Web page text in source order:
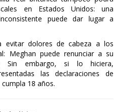
en Estados Unidos: una
puede dar lugar a
evitar dolores de cabeza a los
Meghan puede renunciar a su
Sin embargo, si lo hiciera,
las declaraciones de
18 años.